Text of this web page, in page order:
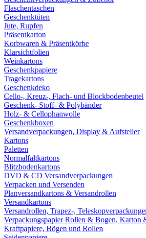
Flaschentaschen
Geschenktüten
Jute, Rupfen
Präsentkarton
Korbwaren & Präsentkörbe
Klarsichtfolien
Weinkartons
Geschenkpapiere
Tragekartons
Geschenkdeko
Cello-, Kreuz-, Flach- und Blockbodenbeutel
Geschenk- Stoff- & Polybänder
Holz- & Cellophanwolle
Geschenkboxen
Versandverpackungen, Display & Aufsteller
Kartons
Paletten
Normalfaltkartons
Blitzbodenkartons
DVD & CD Versandverpackungen
Verpacken und Versenden
Planversandkartons & Versandrollen
Versandkartons
Versandrollen, Trapez-,
Verpackungspapier Rollen & Bogen, Karton
Kraftpapiere, Bögen und Rollen